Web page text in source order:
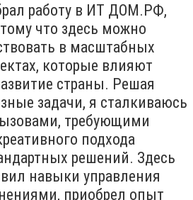
работу в ИТ ДОМ.РФ,
что здесь можно
в масштабных
которые влияют
страны. Решая
задачи, я сталкиваюсь
требующими
подхода
решений. Здесь
навыки управления
приобрел опыт